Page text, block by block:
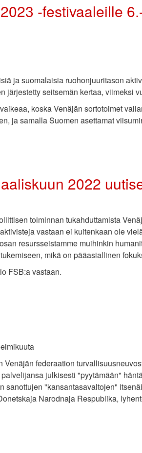
-festivaaleille
ja suomalaisia ruohonjuuritason
järjestetty seitsemän kertaa, viimeksi
koska Venäjän sortotoimet
ja samalla Suomen asettamat
2022
toiminnan tukahduttamista
vastaan ei kuitenkaan ole
resursseistamme muihinkin
mikä on pääasiallinen
FSB:a vastaan.
federaation
julkisesti "pyytämään"
sanottujen "kansantasavaltojen"
Narodnaja Respublika,